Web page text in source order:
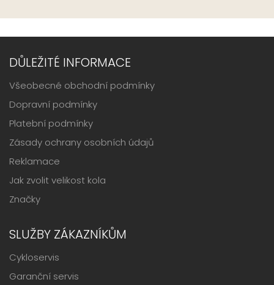
DŮLEŽITÉ INFORMACE
Všeobecné obchodní podmínky
Dopravní podmínky
Platební podmínky
Zásady ochrany osobních údajů
Reklamace
Jak zvolit velikost kola
Značky
SLUŽBY ZÁKAZNÍKŮM
Cykloservis
Garanční servis